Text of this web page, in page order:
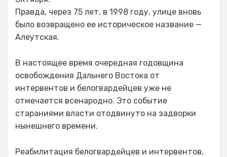
Правда, через 75 лет, в 1998 году, улице вновь
было возвращено ее историческое название —
Алеутская.
В настоящее время очередная годовщина
освобождения Дальнего Востока от
интервентов и белогвардейцев уже не
отмечается всенародно. Это событие
стараниями власти отодвинуто на задворки
нынешнего времени.
Реабилитация белогвардейцев и интервентов,